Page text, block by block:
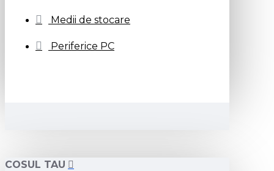
Medii de stocare
Periferice PC
COSUL TAU